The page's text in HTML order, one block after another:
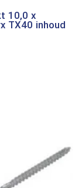
10,0 x
TX40 inhoud